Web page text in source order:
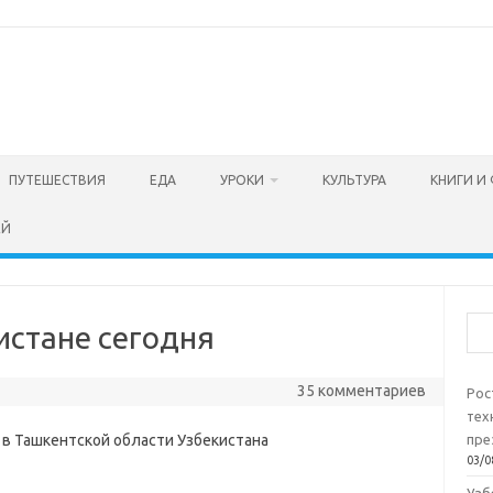
ПУТЕШЕСТВИЯ ЕДА УРОКИ КУЛЬТУРА КНИГИ
сегодня
35 комментариев
03/